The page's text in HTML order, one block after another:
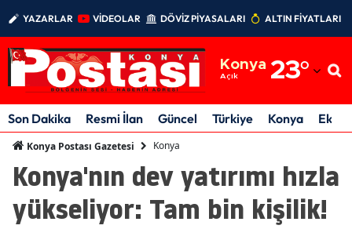
YAZARLAR VİDEOLAR DÖVİZ PİYASALARI ALTIN FİYATLARI
Konya
Açık 23°
Adıyaman
Afyonkarahisar
Amasya
Ankara
Son Dakika Resmi İlan Güncel Türkiye Konya
Konya Postası Gazetesi Konya
Konya'nın dev yatırımı hızla
yükseliyor: Tam bin kişilik!